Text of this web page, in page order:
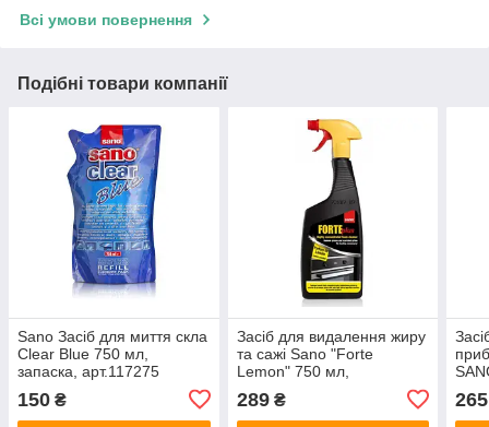
Всі умови повернення
Подібні товари компанії
Sano Засіб для миття скла
Clear Blue 750 мл,
запаска, арт.117275
150 ₴
Засіб для видалення жиру
та сажі Sano "Forte
Lemon" 750 мл,
289₴ 265